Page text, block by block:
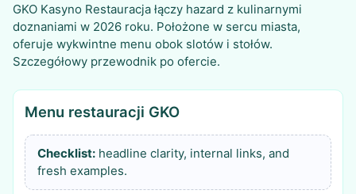
GKO Kasyno Restauracja łączy hazard z kulinarnymi
doznaniami w 2026 roku. Położone w sercu miasta,
oferuje wykwintne menu obok slotów i stołów.
Szczegółowy przewodnik po ofercie.
Menu restauracji GKO
Checklist:headline clarity, internal links, and
fresh examples.